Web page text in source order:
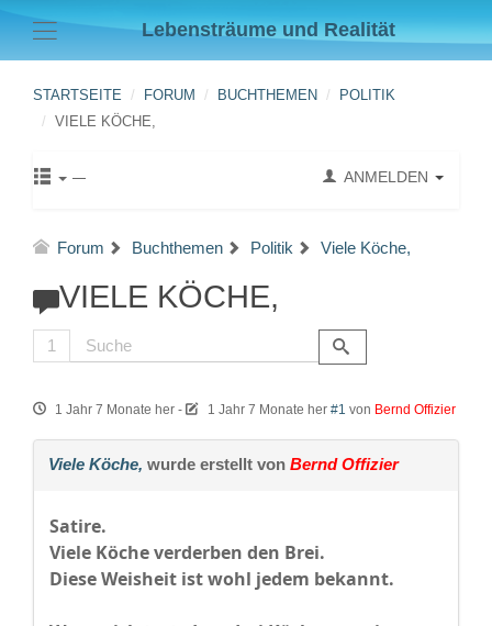
Lebensträume und Realität
STARTSEITE FORUM BUCHTHEMEN
POLITIK
VIELE KÖCHE,
ANMELDEN
Forum Buchthemen Politik Viele Köche,
VIELE KÖCHE,
1
1 Jahr 7 Monate her - 1 Jahr 7 Monate her #1 von Bernd Offizier
Viele Köche, wurde erstellt von Bernd Offizier
Satire.
Viele Köche verderben den Brei.
Diese Weisheit ist wohl jedem bekannt.